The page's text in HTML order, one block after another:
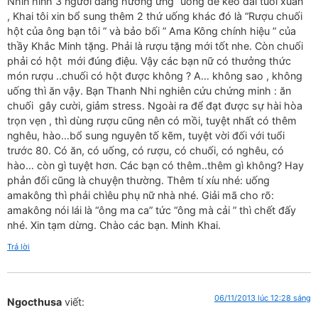
, Khai tôi xin bổ sung thêm 2 thứ uống khác đó là “Rượu chuối
hột của ông bạn tôi ” và bảo bối ” Ama Kông chính hiệu ” của
thầy Khắc Minh tặng. Phải là rượu tặng mới tốt nhe. Còn chuối
phải có hột mới đúng điệu. Vậy các bạn nữ có thưởng thức
món rượu ..chuối có hột được không ? A… không sao , không
uống thì ăn vậy. Bạn Thanh Nhi nghiên cứu chứng minh : ăn
chuối gây cười, giảm stress. Ngoài ra để đạt được sự hài hòa
trọn vẹn , thì dùng rượu cũng nên có mồi, tuyệt nhất có thêm
nghêu, hào…bổ sung nguyên tố kẽm, tuyệt vời đối với tuổi
trước 80. Có ăn, có uống, có rượu, có chuối, có nghêu, có
hào… còn gì tuyệt hơn. Các bạn có thêm..thêm gì không? Hay
phản đối cũng là chuyện thường. Thêm tí xíu nhé: uống
amakông thì phải chìêu phụ nữ nhà nhé. Giải mã cho rõ:
amakông nói lái là “ông ma ca” tức “ông mà cải ” thì chết đấy
nhé. Xin tạm dừng. Chào các bạn. Minh Khai.
Trả lời
Ngocthusa viết: 06/11/2013 lúc 12:28 sáng